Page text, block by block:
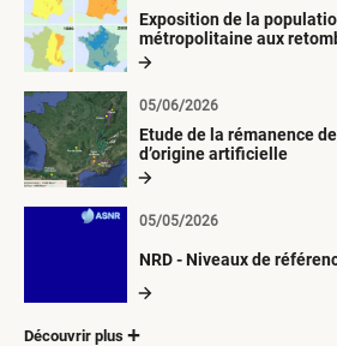
Exposition de la
métropolitaine aux
radioactives depuis 1945
Etude de la rémanence
d’origine artificielle
05/06/2026
NRD - Niveaux de
05/05/2026
Découvrir plus